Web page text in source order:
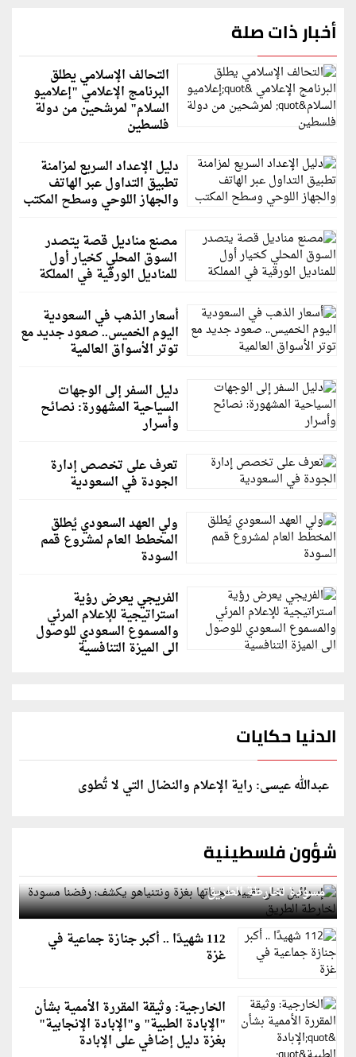
أخبار ذات صلة
التحالف الإسلامي يطلق
البرنامج الإعلامي "إعلاميو
السلام" لمرشحين من دولة
فلسطين
دليل الإعداد السريع لمزامنة
تطبيق التداول عبر الهاتف
والجهاز اللوحي وسطح المكتب
مصنع مناديل قصة يتصدر
السوق المحلي كخيار أول
للمناديل الورقية في المملكة
أسعار الذهب في السعودية
اليوم الخميس.. صعود جديد مع
توتر الأسواق العالمية
دليل السفر إلى الوجهات
السياحية المشهورة: نصائح
وأسرار
تعرف على تخصص إدارة
الجودة في السعودية
ولي العهد السعودي يُطلق
المخطط العام لمشروع قمم
السودة
الفريجي يعرض رؤية
استراتيجية للإعلام المرئي
والمسموع السعودي للوصول
الى الميزة التنافسية
الدنيا حكايات
عبدالله عيسى: راية الإعلام والنضال التي لا تُطوى
شؤون فلسطينية
إسرائيل تعلن تقييد هجماتها بغزة ونتنياهو يكشف: رفضنا
مسودة لخارطة الطريق
112 شهيدًا .. أكبر جنازة جماعية في
غزة
الخارجية: وثيقة المقررة الأممية بشأن
"الإبادة الطبية" و"الإبادة الإنجابية"
بغزة دليل إضافي على الإبادة